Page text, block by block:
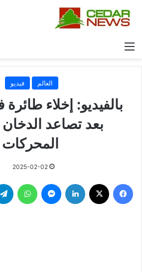
القائمة
العالم فيديو
بالفيديو: إخلاء
بعد تصاعد
المحركات
2025-02-02
فيسبوك لينكدإن ماسنجر